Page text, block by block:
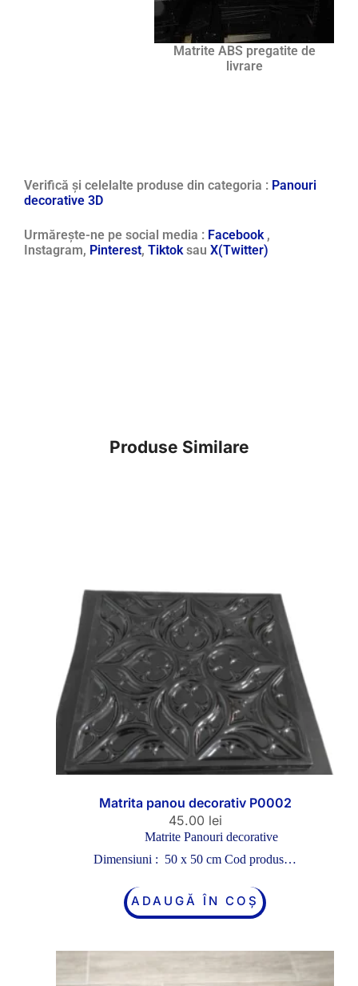
Matrite ABS pregatite de
livrare
Verifică și celelalte produse din categoria : Panouri
decorative 3D
Urmărește-ne pe social media : Facebook ,
Instagram, Pinterest, Tiktok sau X(Twitter)
Produse Similare
Matrita panou decorativ P0002
45.00 lei
Matrite Panouri decorative
Dimensiuni : 50 x 50 cm Cod produs…
ADAUGĂ ÎN COȘ